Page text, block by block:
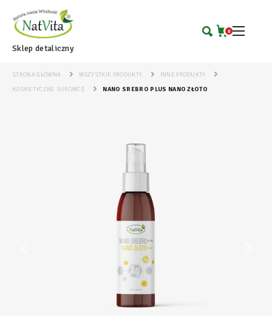
Sklep detaliczny
0
STRONA GŁÓWNA WSZYSTKIE PRODUKTY
INNE PRODUKTY
KOSMETYCZNE SUROWCE
NANO SREBRO PLUS NANO ZŁOTO